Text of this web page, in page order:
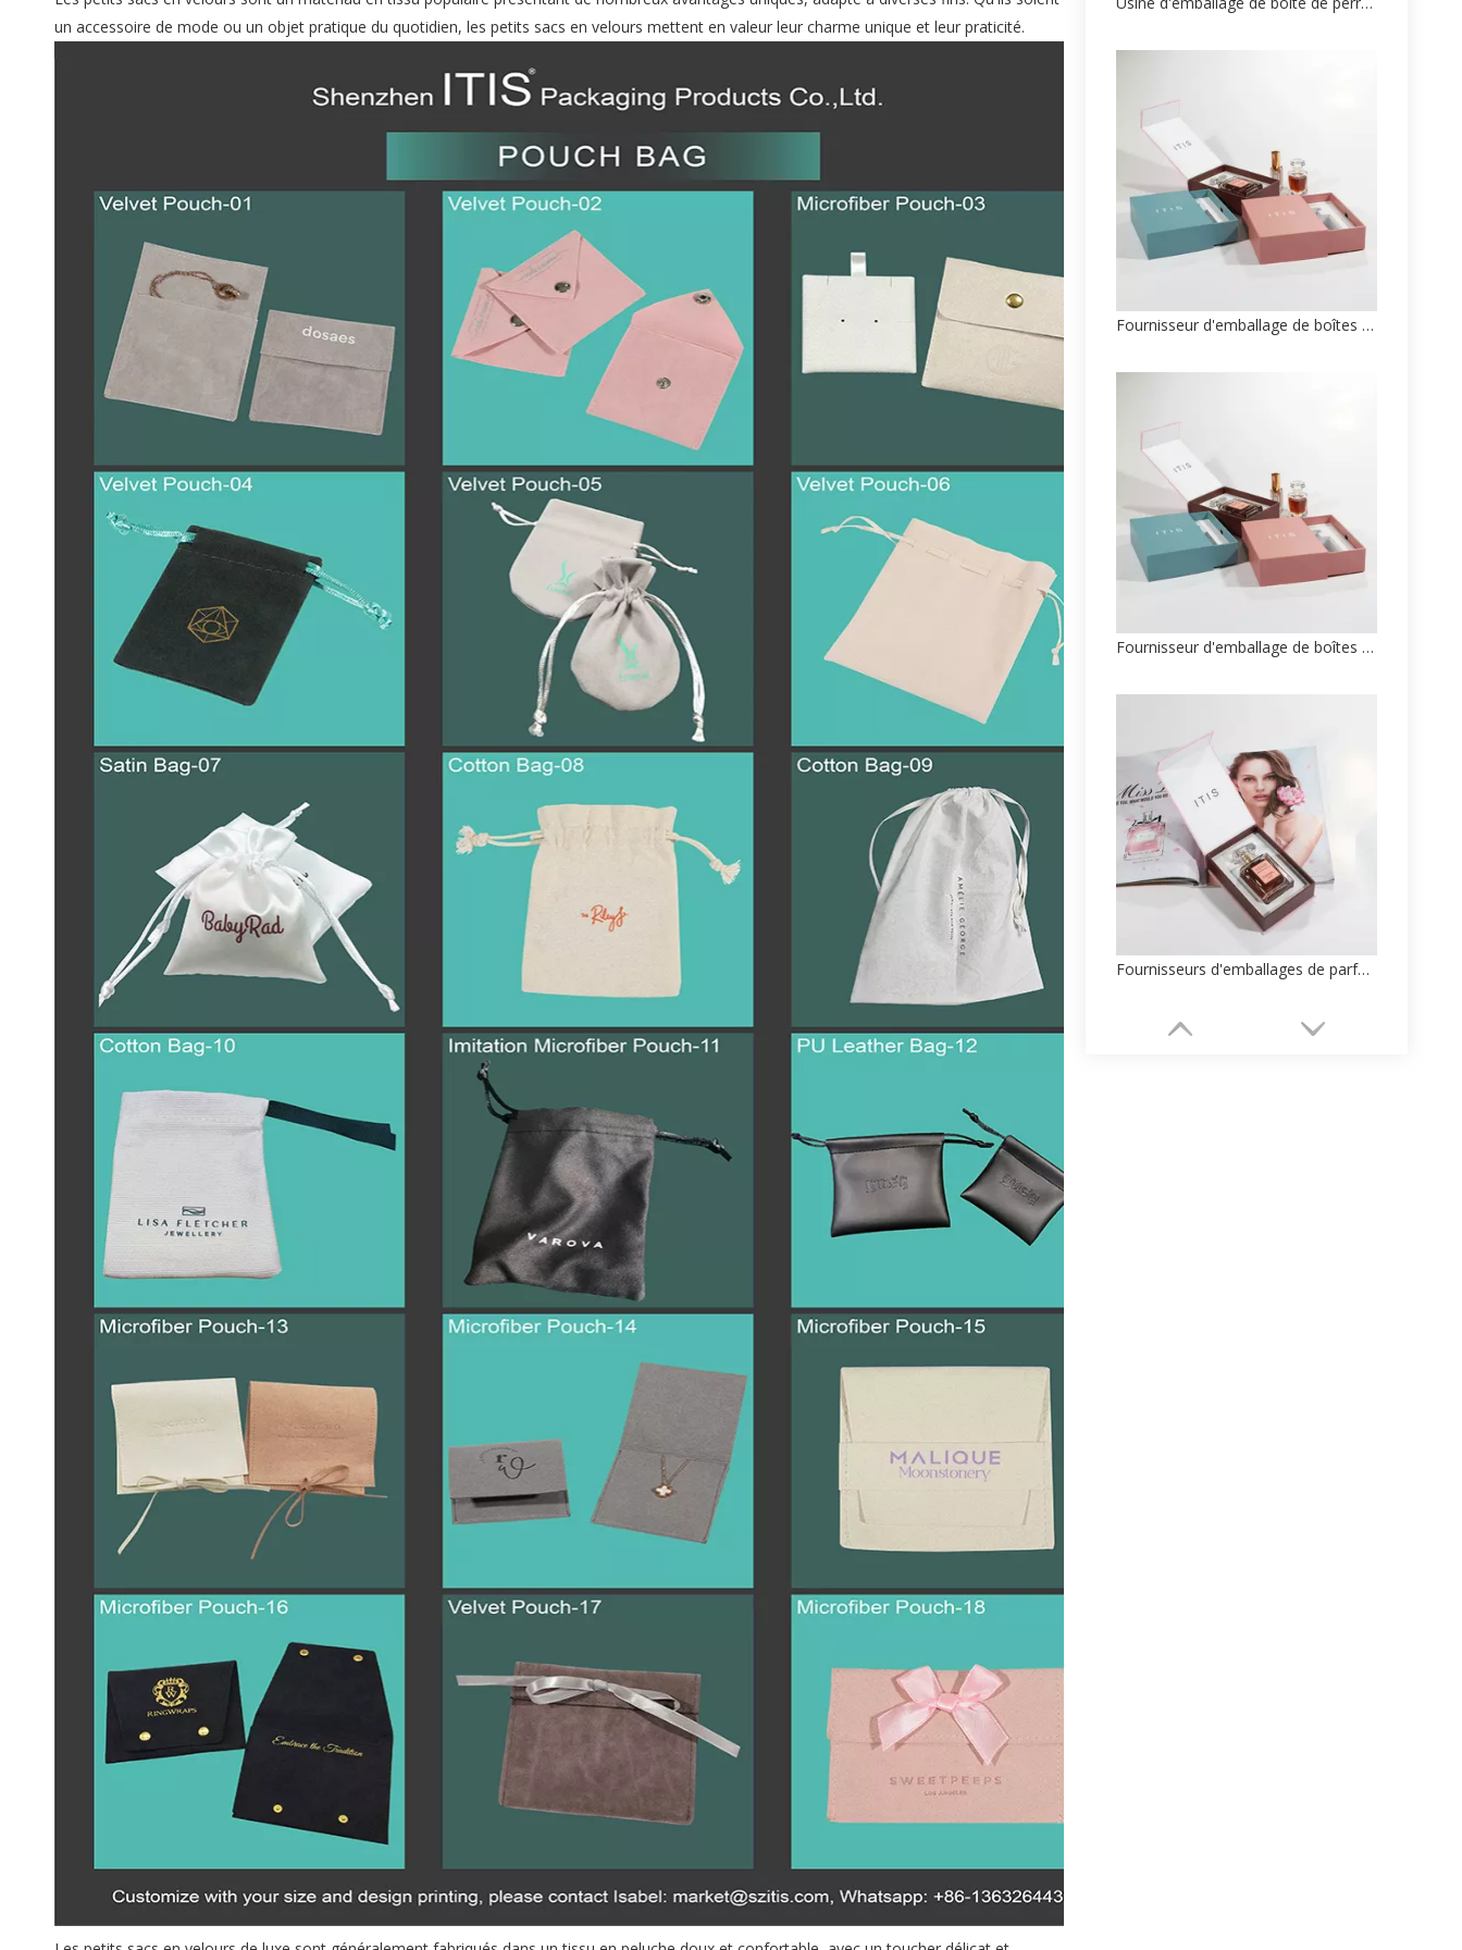
un accessoire de mode ou un objet pratique du quotidien, les petits sacs en velours mettent en valeur leur charme unique et leur praticité.
Fournisseur d'emballage de boîtes de soins de la peau personnalisées à extrémité articulée des fabricants chinois
Fournisseur d'emballage de boîtes de soins de la peau personnalisées à extrémité articulée des fabricants chinois
Fournisseurs d'emballages de parfum de luxe personnalisés